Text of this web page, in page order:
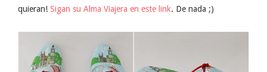
quieran! Sigan su Alma Viajera en este link. De nada ;)